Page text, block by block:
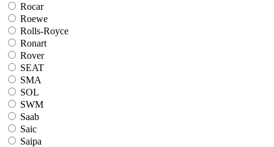
Rocar
Roewe
Rolls-Royce
Ronart
Rover
SEAT
SMA
SOL
SWM
Saab
Saic
Saipa